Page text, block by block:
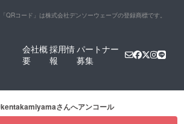
「QRコード」は株式会社デンソーウェーブの登録商標です。
会社概
要
採用情
報
パートナー
募集
kentakamiyamaさんへアンコール